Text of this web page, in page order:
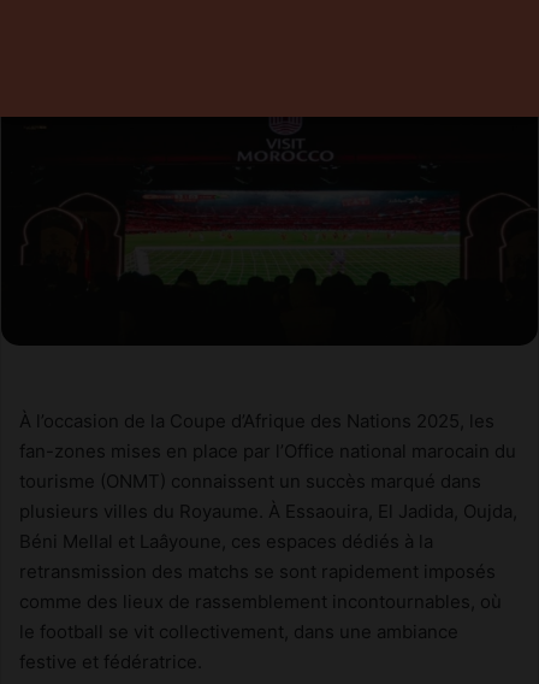
À l’occasion de la Coupe d’Afrique des Nations 2025, les
fan-zones mises en place par l’Office national marocain du
tourisme (ONMT) connaissent un succès marqué dans
plusieurs villes du Royaume. À Essaouira, El Jadida, Oujda,
Béni Mellal et Laâyoune, ces espaces dédiés à la
retransmission des matchs se sont rapidement imposés
comme des lieux de rassemblement incontournables, où
le football se vit collectivement, dans une ambiance
festive et fédératrice.